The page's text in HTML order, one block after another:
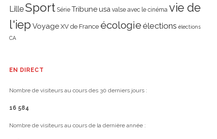
LilleSport Série Tribune usa valse avec le cinéma vie de
l'iep Voyage XV de France écologie élections élections
CA
EN DIRECT
Nombre de visiteurs au cours des 30 derniers jours :
16 584
Nombre de visiteurs au cours de la dernière année :